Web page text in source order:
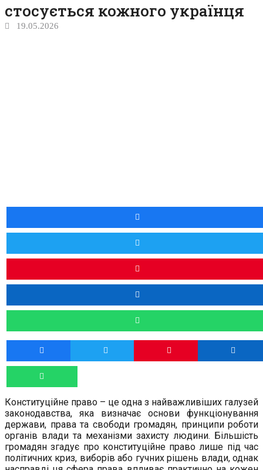
стосується кожного українця
19.05.2026
Конституційне право – це одна з найважливіших галузей
законодавства, яка визначає основи функціонування
держави, права та свободи громадян, принципи роботи
органів влади та механізми захисту людини. Більшість
громадян згадує про конституційне право лише під час
політичних криз, виборів або гучних рішень влади, однак